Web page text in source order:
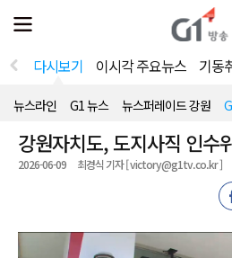
전
체
뉴
열
다시보기 이시각 주요뉴스 기동
뉴스라인 G1 뉴스 뉴스퍼레이드 강원
강원자치도, 도지사직 인수
2026-06-09 최경식 기자 [ victory@g1tv.co.kr ]